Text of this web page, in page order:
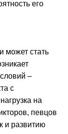
его
может стать
–
с
на
певцов
и развитию